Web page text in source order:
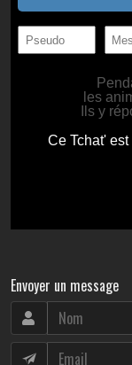
Envoyer un message